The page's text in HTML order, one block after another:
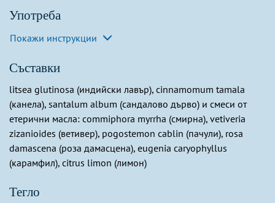
Употреба
Покажи инструкции
Съставки
litsea glutinosa (индийски лавър), cinnamomum tamala
(канела), santalum album (сандалово дърво) и смеси от
етерични масла: commiphora myrrha (смирна), vetiveria
zizanioides (ветивер), pogostemon cablin (пачули), rosa
damascena (роза дамасцена), eugenia caryophyllus
(карамфил), citrus limon (лимон)
Тегло